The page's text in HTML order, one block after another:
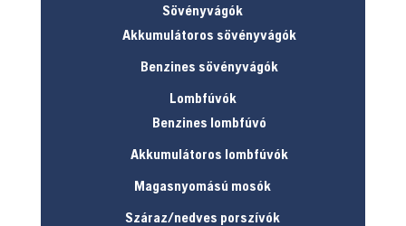
Sövényvágók
Akkumulátoros sövényvágók
Benzines sövényvágók
Lombfúvók
Benzines lombfúvó
Akkumulátoros lombfúvók
Magasnyomású mosók
Száraz/nedves porszívók